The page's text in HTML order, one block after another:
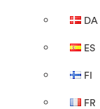
DA
ES
FI
FR